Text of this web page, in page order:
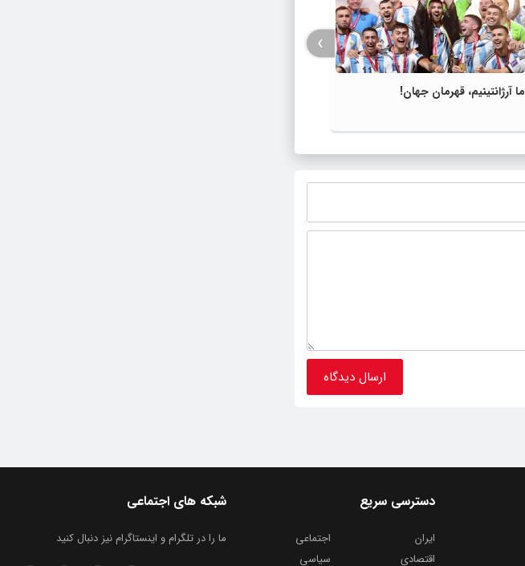
ما آرژانتینیم، قهرمان جهان!
›
شبکه های اجتماعی
ما را در تلگرام و اینستاگرام نیز دنبال کنید
دسترسی سریع
ایران
اجتماعی
اقتصادی
سیاسی